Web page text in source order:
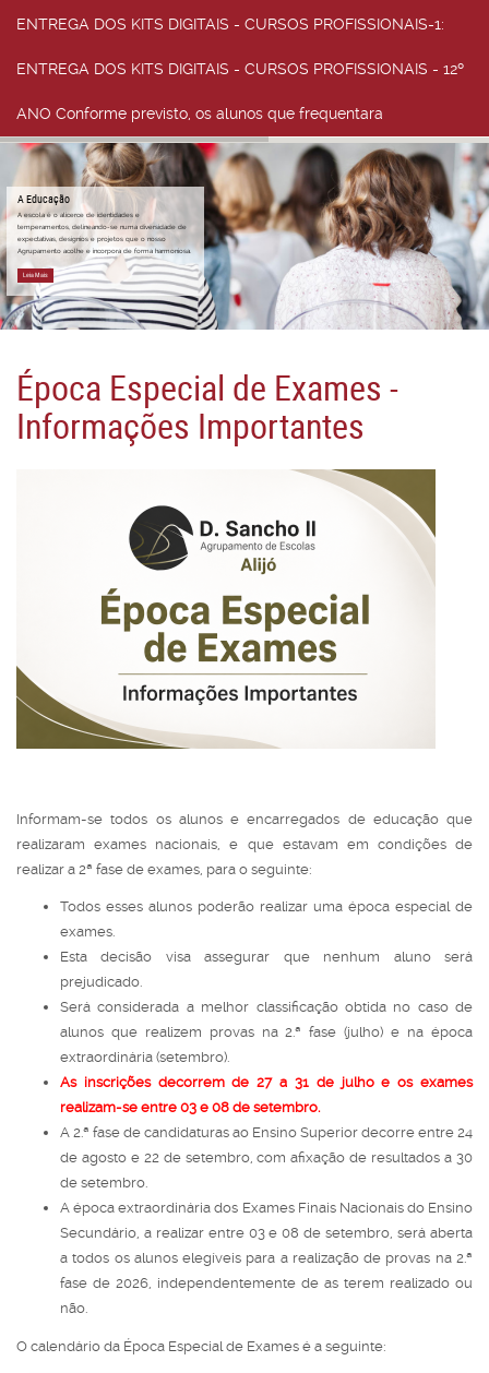
ENTREGA DOS KITS DIGITAIS - CURSOS PROFISSIONAIS-1:
ENTREGA DOS KITS DIGITAIS - CURSOS PROFISSIONAIS - 12º
ANO Conforme previsto, os alunos que frequentara
A escola é o alicerce de identidades e
temperamentos, delineando-se numa diversidade de
expectativas, desígnios e projetos que o nosso
Agrupamento acolhe e incorpora de forma harmoniosa.
Leia Mais
A Educação
Época Especial de Exames -
Informações Importantes
Informam-se todos os alunos e encarregados de educação que
realizaram exames nacionais, e que estavam em condições de
realizar a 2ª fase de exames, para o seguinte:
Todos esses alunos poderão realizar uma época especial de
exames.
Esta decisão visa assegurar que nenhum aluno será
prejudicado.
Será considerada a melhor classificação obtida no caso de
alunos que realizem provas na 2.ª fase (julho) e na época
extraordinária (setembro).
As inscrições decorrem de 27 a 31 de julho e os exames
realizam-se entre 03 e 08 de setembro.
A 2.ª fase de candidaturas ao Ensino Superior decorre entre 24
de agosto e 22 de setembro, com afixação de resultados a 30
de setembro.
A época extraordinária dos Exames Finais Nacionais do Ensino
Secundário, a realizar entre 03 e 08 de setembro, será aberta
a todos os alunos elegíveis para a realização de provas na 2.ª
fase de 2026, independentemente de as terem realizado ou
não.
O calendário da Época Especial de Exames é a seguinte: